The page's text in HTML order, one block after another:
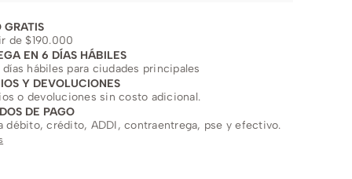
GRATIS
de $190.000
EN 6 DÍAS HÁBILES
días hábiles para ciudades principales
Y DEVOLUCIONES
o devoluciones sin costo adicional.
DE PAGO
débito, crédito, ADDI, contraentrega, pse y efectivo.